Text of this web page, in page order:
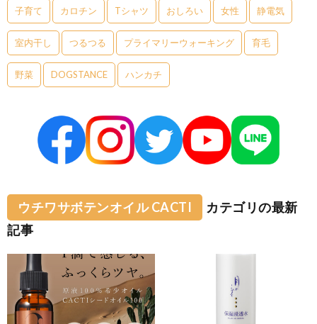
子育て カロチン Tシャツ おしろい 女性 静電気
室内干し つるつる プライマリーウォーキング 育毛
野菜 DOGSTANCE ハンカチ
ウチワサボテンオイル CACTI
カテゴリの最新
記事